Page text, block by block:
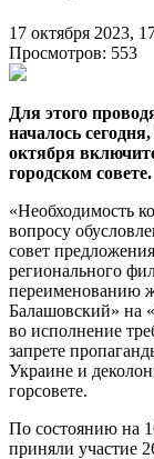
17 октября 2023,
Просмотров: 553
Для этого
началось
октября
городском совете.
«Необходимость
вопросу
совет
регионального
переименованию
Балашовский» на
во исполнение
запрете
Украине и
горсовете.
По состоянию на
приняли участие